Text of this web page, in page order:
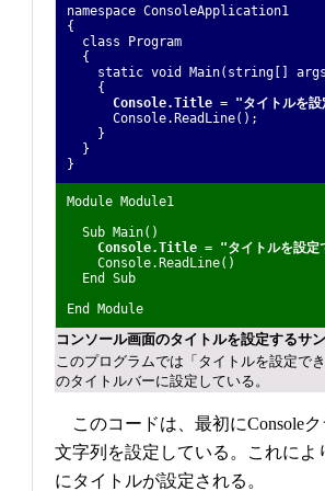
namespace ConsoleApplication1
{
class Program
{
static void Main(string[]
{
Console.Title = "タイトルを
Console.ReadLine();
}
}
}
Module Module1
Sub Main()
Console.Title = "タイトルを設定
Console.ReadLine()
End Sub
End Module
コンソール画面のタイトルを設定するサ
このプログラムでは「タイトルを設定で
のタイトルバーに設定している。
このコードは、最初にConsole
文字列を設定している。これに
にタイトルが設定される。